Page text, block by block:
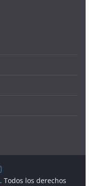
. Todos los derechos